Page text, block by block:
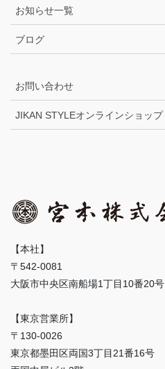
お知らせ一覧
ブログ
お問い合わせ
JIKAN STYLEオンラインショップ
【本社】
〒542-0081
大阪市中央区南船場1丁目10番20号
【東京営業所】
〒130-0026
東京都墨田区両国3丁目21番16号